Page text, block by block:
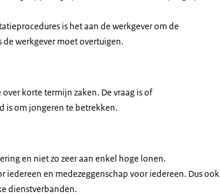
is het aan de werkgever om de
werkgever moet overtuigen.
korte termijn zaken. De vraag is of
is om jongeren te betrekken.
en niet zo zeer aan enkel hoge lonen.
en medezeggenschap voor iedereen. Dus ook
dienstverbanden.